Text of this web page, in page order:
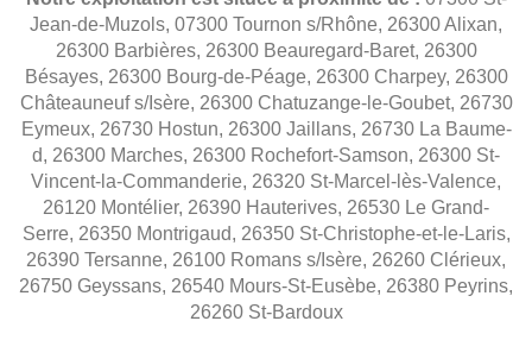
Jean-de-Muzols, 07300 Tournon s/Rhône, 26300 Alixan,
26300 Barbières, 26300 Beauregard-Baret, 26300
Bésayes, 26300 Bourg-de-Péage, 26300 Charpey, 26300
Châteauneuf s/Isère, 26300 Chatuzange-le-Goubet, 26730
Eymeux, 26730 Hostun, 26300 Jaillans, 26730 La Baume-
d, 26300 Marches, 26300 Rochefort-Samson, 26300 St-
Vincent-la-Commanderie, 26320 St-Marcel-lès-Valence,
26120 Montélier, 26390 Hauterives, 26530 Le Grand-
Serre, 26350 Montrigaud, 26350 St-Christophe-et-le-Laris,
26390 Tersanne, 26100 Romans s/Isère, 26260 Clérieux,
26750 Geyssans, 26540 Mours-St-Eusèbe, 26380 Peyrins,
26260 St-Bardoux